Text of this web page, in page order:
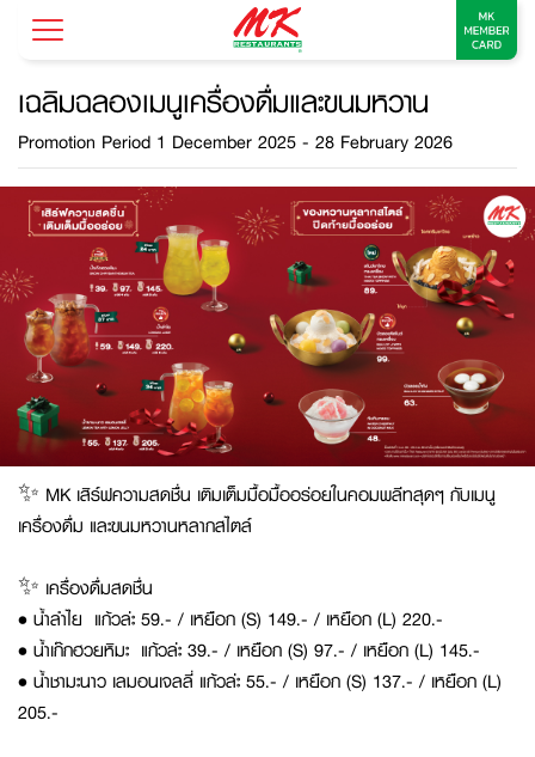
เฉลิมฉลองเมนูเครื่องดื่มและขนมหวาน
Promotion Period 1 December 2025 - 28 February 2026
✨ MK เสิร์ฟความสดชื่น เติมเต็มมื้อมื้ออร่อยในคอมพลีทสุดๆ กับเมนู
เครื่องดื่ม และขนมหวานหลากสไตล์
✨ เครื่องดื่มสดชื่น
• น้ำลำไย แก้วล่ะ 59.- / เหยือก (S) 149.- / เหยือก (L) 220.-
• น้ำเก๊กฮวยหิมะ แก้วล่ะ 39.- / เหยือก (S) 97.- / เหยือก (L) 145.-
• น้ำชามะนาว เลมอนเจลลี่ แก้วล่ะ 55.- / เหยือก (S) 137.- / เหยือก (L)
205.-